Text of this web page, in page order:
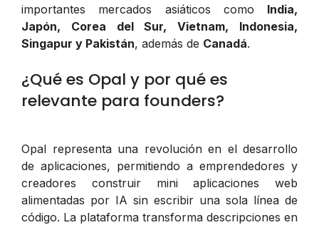
importantes mercados asiáticos como India,
Japón, Corea del Sur, Vietnam, Indonesia,
Singapur y Pakistán, además de Canadá.
¿Qué es Opal y por qué es
relevante para founders?
Opal representa una revolución en el desarrollo
de aplicaciones, permitiendo a emprendedores y
creadores construir mini aplicaciones web
alimentadas por IA sin escribir una sola línea de
código. La plataforma transforma descripciones en